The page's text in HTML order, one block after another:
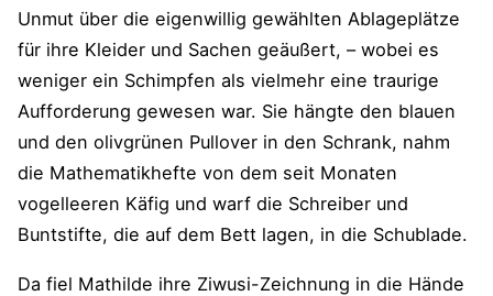
Unmut über die eigenwillig gewählten Ablageplätze
für ihre Kleider und Sachen geäußert, – wobei es
weniger ein Schimpfen als vielmehr eine traurige
Aufforderung gewesen war. Sie hängte den blauen
und den olivgrünen Pullover in den Schrank, nahm
die Mathematikhefte von dem seit Monaten
vogelleeren Käfig und warf die Schreiber und
Buntstifte, die auf dem Bett lagen, in die Schublade.
Da fiel Mathilde ihre Ziwusi-Zeichnung in die Hände